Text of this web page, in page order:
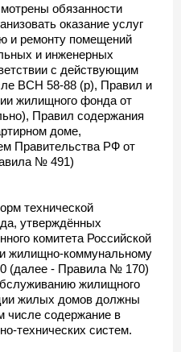
обязанности
оказание услуг
и ремонту помещений
и инженерных
с действующим
ВСН 58-88 (р), Правил и
жилищного фонда от
Правил содержания
доме,
Правительства РФ от
№ 491)
технической
утверждённых
комитета Российской
жилищно-коммунальному
(далее - Правила № 170)
жилищного
жилых домов должны
числе содержание в
технических систем.